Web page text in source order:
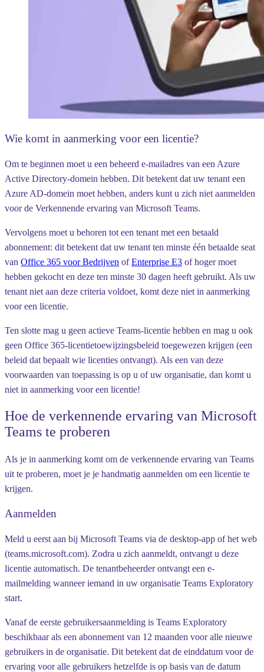
Wie komt in aanmerking voor een licentie?
Om te beginnen moet u een beheerd e-mailadres van een Azure
Active Directory-domein hebben. Dit betekent dat uw tenant een
Azure AD-domein moet hebben, anders kunt u zich niet aanmelden
voor de Verkennende ervaring van Microsoft Teams.
Vervolgens moet u behoren tot een tenant met een betaald
abonnement: dit betekent dat uw tenant ten minste één betaalde seat
van Office 365 voor Bedrijven ofEnterprise E3 of hoger moet
hebben gekocht en deze ten minste 30 dagen heeft gebruikt. Als uw
tenant niet aan deze criteria voldoet, komt deze niet in aanmerking
voor een licentie.
Ten slotte mag u geen actieve Teams-licentie hebben en mag u ook
geen Office 365-licentietoewijzingsbeleid toegewezen krijgen (een
beleid dat bepaalt wie licenties ontvangt). Als een van deze
voorwaarden van toepassing is op u of uw organisatie, dan komt u
niet in aanmerking voor een licentie!
Hoe de verkennende ervaring van Microsoft
Teams te proberen
Als je in aanmerking komt om de verkennende ervaring van Teams
uit te proberen, moet je je handmatig aanmelden om een licentie te
krijgen.
Aanmelden
Meld u eerst aan bij Microsoft Teams via de desktop-app of het web
(teams.microsoft.com). Zodra u zich aanmeldt, ontvangt u deze
licentie automatisch. De tenantbeheerder ontvangt een e-
mailmelding wanneer iemand in uw organisatie Teams Exploratory
start.
Vanaf de eerste gebruikersaanmelding is Teams Exploratory
beschikbaar als een abonnement van 12 maanden voor alle nieuwe
gebruikers in de organisatie. Dit betekent dat de einddatum voor de
ervaring voor alle gebruikers hetzelfde is op basis van de datum